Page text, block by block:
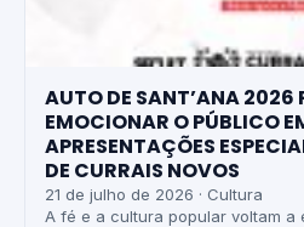
AUTO DE SANT’ANA 2026
EMOCIONAR O PÚBLICO
APRESENTAÇÕES
DE CURRAIS NOVOS
21 de julho de 2026 · Cultura
A fé e a cultura popular voltam a